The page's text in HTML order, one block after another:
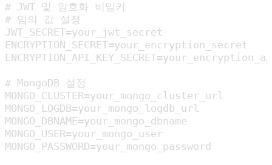
# JWT 및 암호화 비밀키
# 임의 값 설정
JWT_SECRET=your_jwt_secret
ENCRYPTION_SECRET=your_encryption_secret
# MongoDB 설정
MONGO_CLUSTER=your_mongo_cluster_url
MONGO_LOGDB=your_mongo_logdb_url
MONGO_DBNAME=your_mongo_dbname
MONGO_USER=your_mongo_user
MONGO_PASSWORD=your_mongo_password